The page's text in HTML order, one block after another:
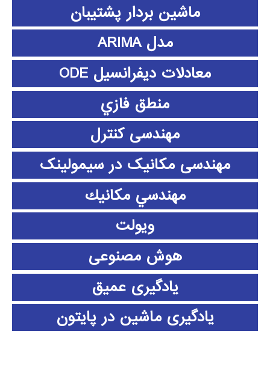
ماشین بردار پشتیبان
مدل ARIMA
معادلات دیفرانسیل ODE
منطق فازي
مهندسی کنترل
مهندسی مکانیک در سیمولینک
مهندسي مكانيك
ویولت
هوش مصنوعی
یادگیری عمیق
یادگیری ماشین در پایتون